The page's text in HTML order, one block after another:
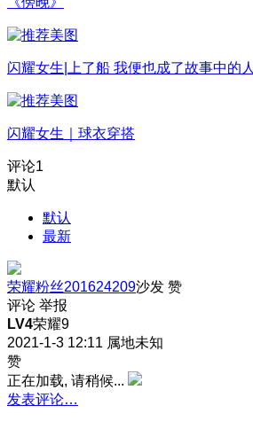
闪耀女生|上了船 我便也成了故事中的人
闪耀女生｜球衣穿搭
评论1
默认
默认
最新
荣耀粉丝201624209沙发 赞
评论 举报
LV4荣耀9
2021-1-3 12:11 属地未知
赞
正在加载, 请稍候...
发表评论…